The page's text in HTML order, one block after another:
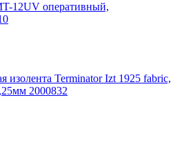
12UV оперативный,